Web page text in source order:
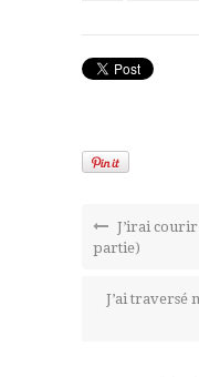
J’irai courir
partie)
J’ai traversé